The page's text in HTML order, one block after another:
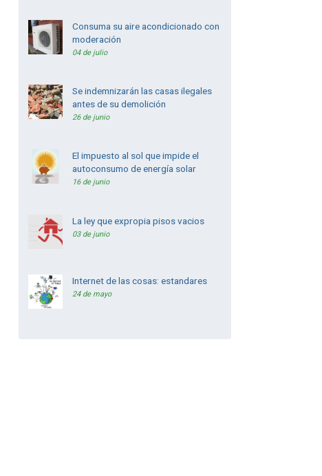
Consuma su aire acondicionado con
moderación
04 de julio
Se indemnizarán las casas ilegales
antes de su demolición
26 de junio
El impuesto al sol que impide el
autoconsumo de energía solar
16 de junio
La ley que expropia pisos vacios
03 de junio
Internet de las cosas: estandares
24 de mayo